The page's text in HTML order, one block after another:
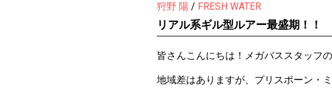
狩野 陽
FRESH WATER
リアル系ギル型ルアー最盛期！！
皆さんこんにちは！メガバススタッフの
地域差はありますが、プリスポーン・